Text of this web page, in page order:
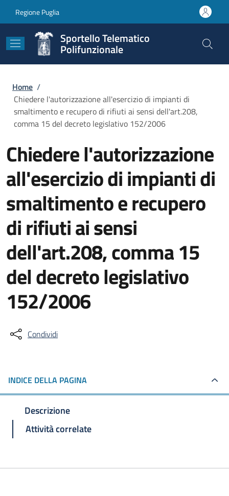
Regione Puglia
Sportello Telematico
Polifunzionale
Briciole di pane
Home /
Chiedere l'autorizzazione all'esercizio di impianti di
smaltimento e recupero di rifiuti ai sensi dell'art.208,
comma 15 del decreto legislativo 152/2006
Chiedere l'autorizzazione
all'esercizio di impianti di
smaltimento e recupero
di rifiuti ai sensi
dell'art.208, comma 15
del decreto legislativo
152/2006
Condividi
INDICE DELLA PAGINA
Descrizione
Attività correlate